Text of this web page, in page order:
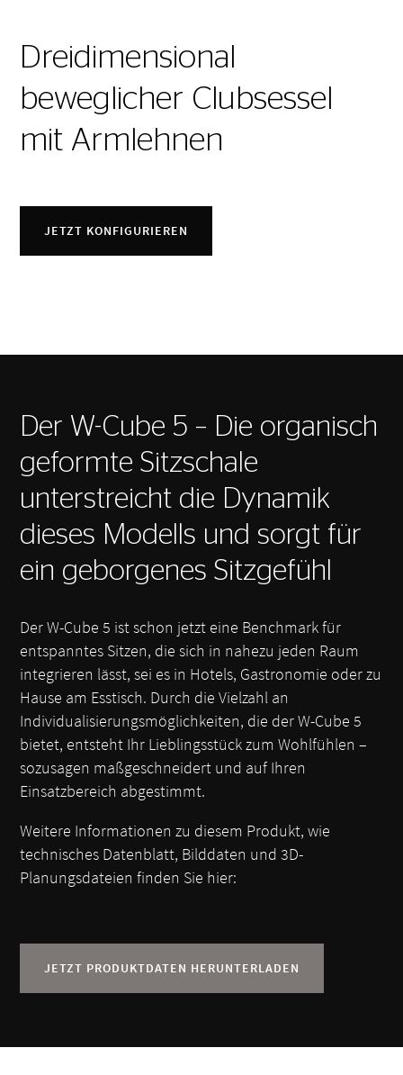
Dreidimensional
beweglicher Clubsessel
mit Armlehnen
JETZT KONFIGURIEREN
Der W-Cube 5 – Die organisch
geformte Sitzschale
unterstreicht die Dynamik
dieses Modells und sorgt für
ein geborgenes Sitzgefühl
Der W-Cube 5 ist schon jetzt eine Benchmark für
entspanntes Sitzen, die sich in nahezu jeden Raum
integrieren lässt, sei es in Hotels, Gastronomie oder zu
Hause am Esstisch. Durch die Vielzahl an
Individualisierungsmöglichkeiten, die der W-Cube 5
bietet, entsteht Ihr Lieblingsstück zum Wohlfühlen –
sozusagen maßgeschneidert und auf Ihren
Einsatzbereich abgestimmt.
Weitere Informationen zu diesem Produkt, wie
technisches Datenblatt, Bilddaten und 3D-
Planungsdateien finden Sie hier:
JETZT PRODUKTDATEN HERUNTERLADEN